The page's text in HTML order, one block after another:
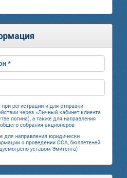
*
регистрации и для отправки
через «Личный кабинет клиента
логина), а также для направления
собрания акционеров
для направления юридически
о проведении ОСА, бюллетеней
уставом Эмитента)